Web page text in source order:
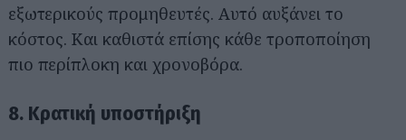
εξωτερικούς προμηθευτές. Αυτό αυξάνει το
κόστος. Και καθιστά επίσης κάθε τροποποίηση
πιο περίπλοκη και χρονοβόρα.
8. Κρατική υποστήριξη